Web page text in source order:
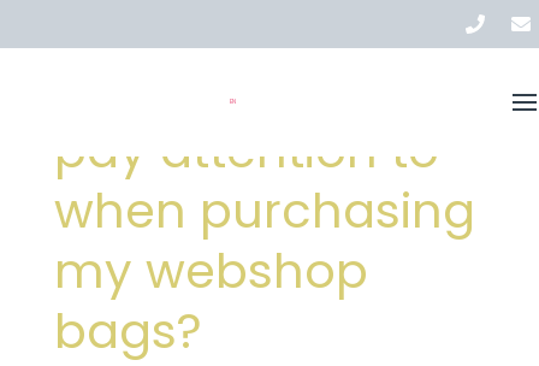
EN
About us
News
Contact
What should I
pay attention to
when purchasing
my webshop
bags?